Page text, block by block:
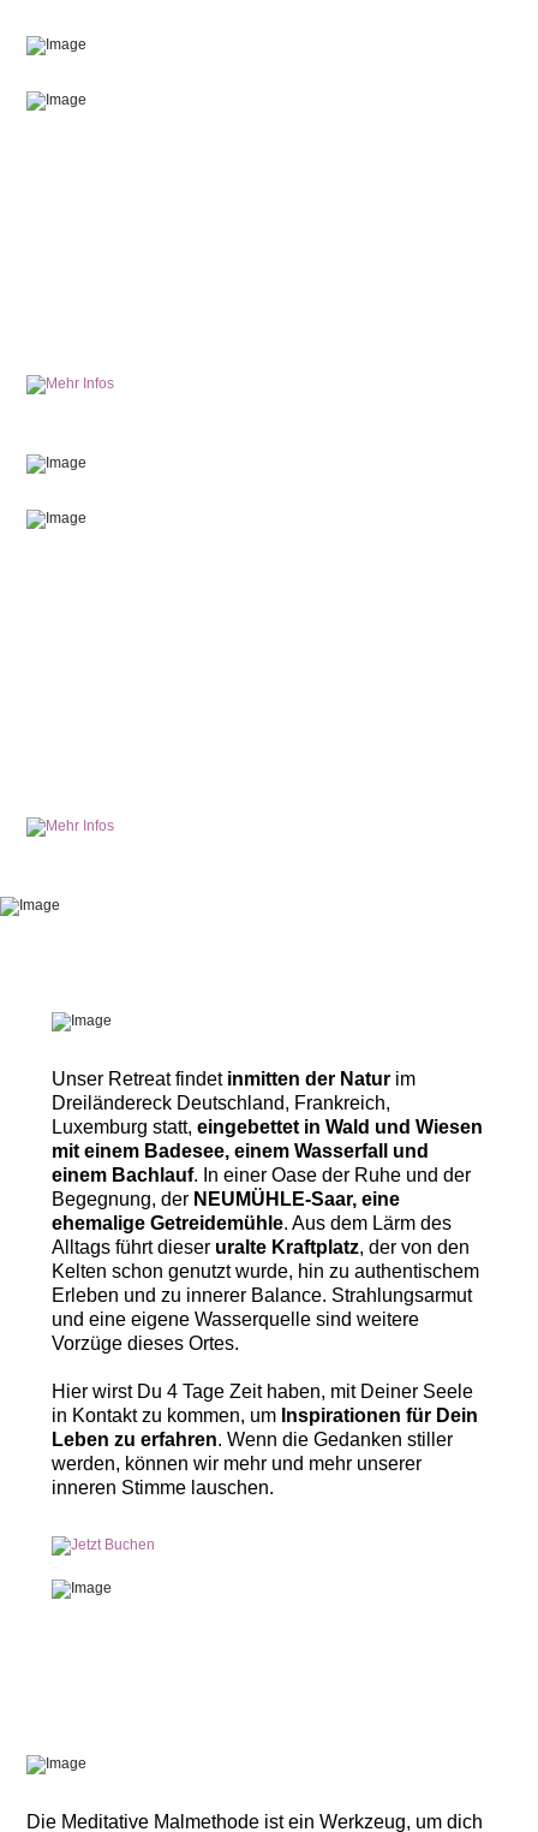
Unser Retreat findet inmitten der Naturim
Dreiländereck Deutschland, Frankreich,
Luxemburg statt, eingebettet in Wald und Wiesen
mit einem Badesee, einem Wasserfall und
einem Bachlauf. In einer Oase der Ruhe und der
Begegnung, der NEUMÜHLE-Saar, eine
ehemalige Getreidemühle. Aus dem Lärm des
Alltags führt dieser uralte Kraftplatz, der von den
Kelten schon genutzt wurde, hin zu authentischem
Erleben und zu innerer Balance. Strahlungsarmut
und eine eigene Wasserquelle sind weitere
Vorzüge dieses Ortes.
Hier wirst Du 4 Tage Zeit haben, mit Deiner Seele
in Kontakt zu kommen, um Inspirationen für Dein
Leben zu erfahren. Wenn die Gedanken stiller
werden, können wir mehr und mehr unserer
inneren Stimme lauschen.
Die Meditative Malmethode ist ein Werkzeug, um dich